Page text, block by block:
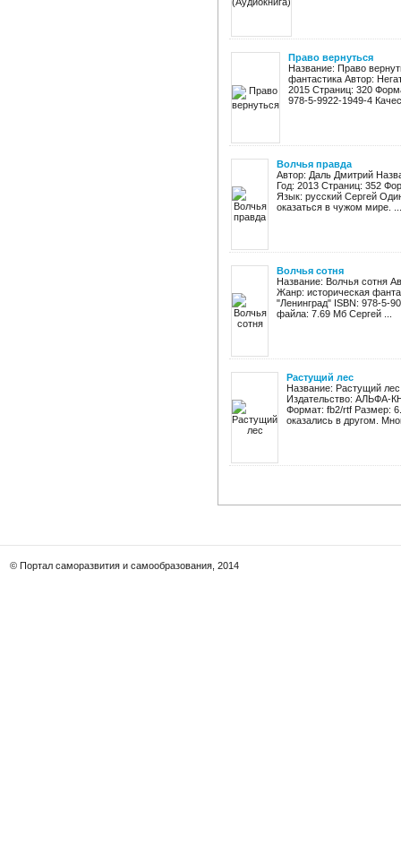
Право вернуться
Название: Право
фантастика Автор:
2015 Страниц: 320
978-5-9922-1949-4
Волчья правда
Автор: Даль Дмитрий
Год: 2013 Страниц: 352
Язык: русский Сергей
оказаться в чужом мире. ...
Волчья сотня
Название: Волчья сотня
Жанр: историческая
"Ленинград" ISBN: 978-5-
файла: 7.69 Мб Сергей ...
Растущий лес
Название: Растущий
Издательство: АЛЬФА-
Формат: fb2/rtf Размер:
оказались в другом.
© Портал саморазвития и самообразования, 2014